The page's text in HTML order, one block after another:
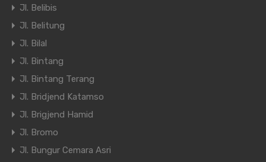
Jl. Belibis
Jl. Belitung
Jl. Bilal
Jl. Bintang
Jl. Bintang Terang
Jl. Bridjend Katamso
Jl. Brigjend Hamid
Jl. Bromo
Jl. Bungur Cemara Asri